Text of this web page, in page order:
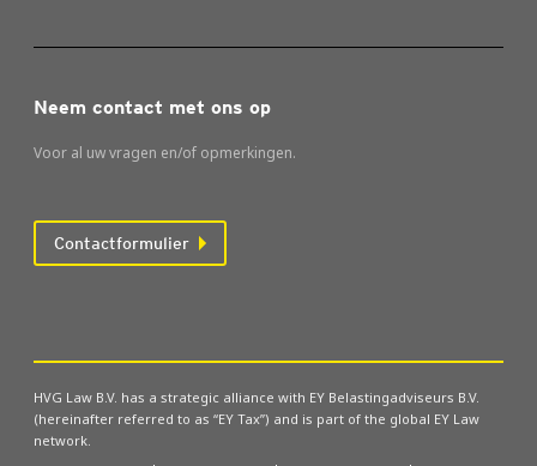
Neem contact met ons op
Voor al uw vragen en/of opmerkingen.
Contactformulier
HVG Law B.V. has a strategic alliance with EY Belastingadviseurs B.V.
(hereinafter referred to as “EY Tax”) and is part of the global EY Law
network.